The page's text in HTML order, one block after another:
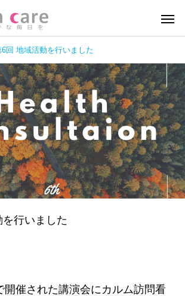
訪問看護 リハビ
⑥
新着記事
地域活動報告⑤
6回 地域活動を行いました
行いました
開催された講演会にカルム訪問看